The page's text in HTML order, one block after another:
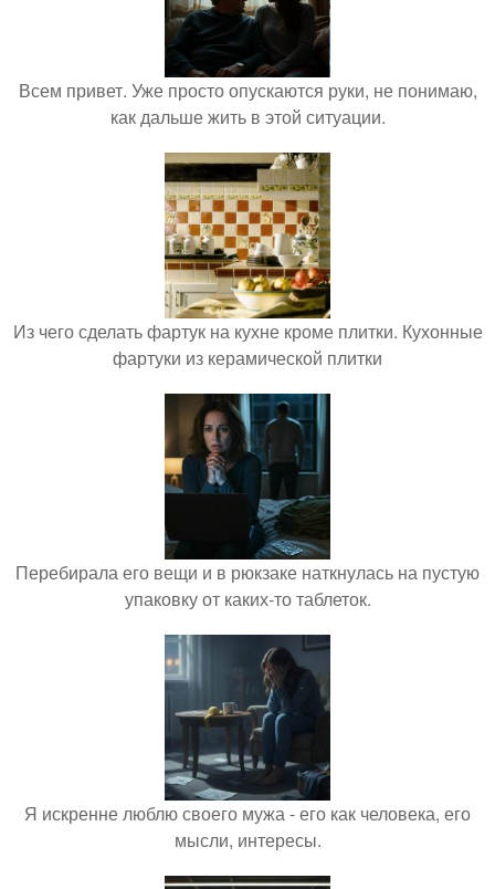
Всем привет. Уже просто опускаются руки, не понимаю,
как дальше жить в этой ситуации.
Из чего сделать фартук на кухне кроме плитки. Кухонные
фартуки из керамической плитки
Перебирала его вещи и в рюкзаке наткнулась на пустую
упаковку от каких-то таблеток.
Я искренне люблю своего мужа - его как человека, его
мысли, интересы.